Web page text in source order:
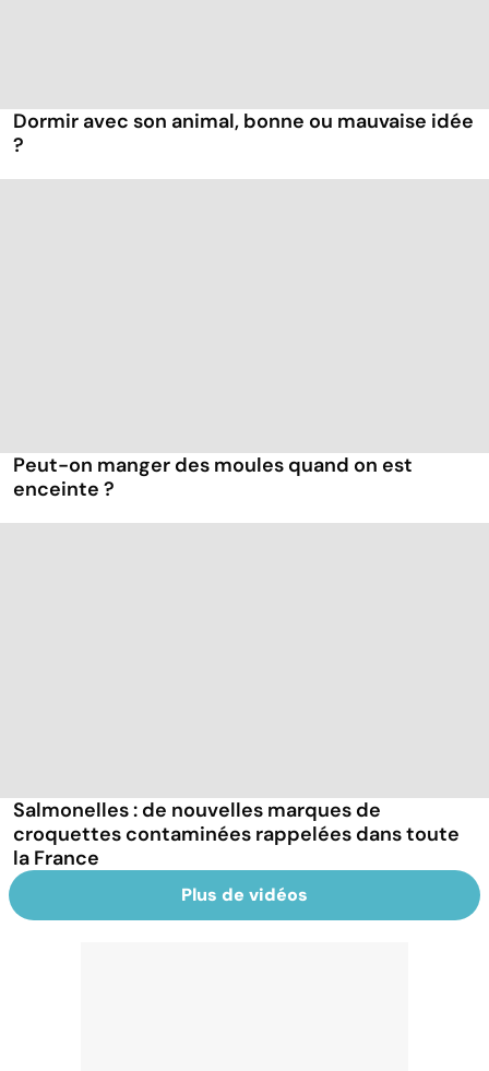
Dormir avec son animal, bonne ou mauvaise idée
?
Peut-on manger des moules quand on est
enceinte ?
Salmonelles : de nouvelles marques de
croquettes contaminées rappelées dans toute
la France
Plus de vidéos